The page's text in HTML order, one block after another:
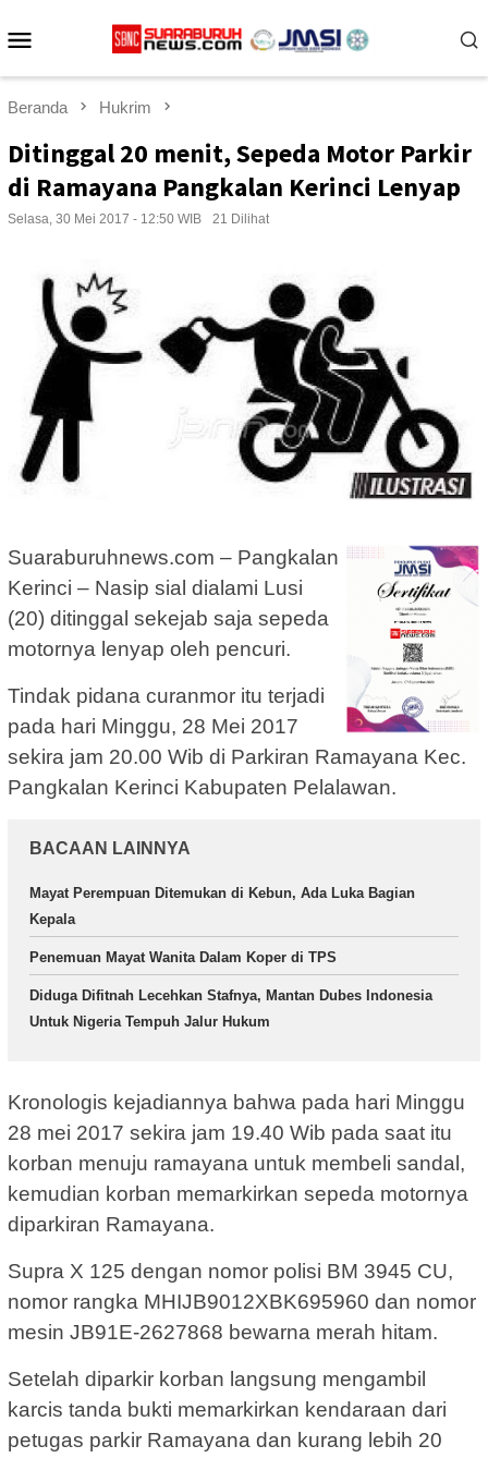
ke
Beranda Hukrim
Ditinggal 20 menit, Sepeda Motor Parkir
di Ramayana Pangkalan Kerinci Lenyap
Selasa, 30 Mei 2017 - 12:50 WIB 21 Dilihat
Suaraburuhnews.com – Pangkalan
Kerinci – Nasip sial dialami Lusi
(20) ditinggal sekejab saja sepeda
motornya lenyap oleh pencuri.
Tindak pidana curanmor itu terjadi
pada hari Minggu, 28 Mei 2017
sekira jam 20.00 Wib di Parkiran Ramayana Kec.
Pangkalan Kerinci Kabupaten Pelalawan.
BACAAN LAINNYA
Mayat Perempuan Ditemukan di Kebun, Ada Luka Bagian
Kepala
Penemuan Mayat Wanita Dalam Koper di TPS
Diduga Difitnah Lecehkan Stafnya, Mantan Dubes Indonesia
Untuk Nigeria Tempuh Jalur Hukum
Kronologis kejadiannya bahwa pada hari Minggu
28 mei 2017 sekira jam 19.40 Wib pada saat itu
korban menuju ramayana untuk membeli sandal,
kemudian korban memarkirkan sepeda motornya
diparkiran Ramayana.
Supra X 125 dengan nomor polisi BM 3945 CU,
nomor rangka MHIJB9012XBK695960 dan nomor
mesin JB91E-2627868 bewarna merah hitam.
Setelah diparkir korban langsung mengambil
karcis tanda bukti memarkirkan kendaraan dari
petugas parkir Ramayana dan kurang lebih 20